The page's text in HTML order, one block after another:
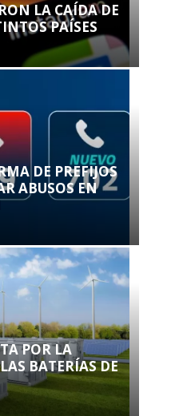
LA CAÍDA DE
PAÍSES
DE PREFIJOS
ABUSOS EN
POR LA
BATERÍAS DE